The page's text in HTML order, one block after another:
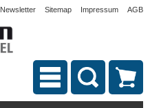
Newsletter Sitemap Impressum AGB